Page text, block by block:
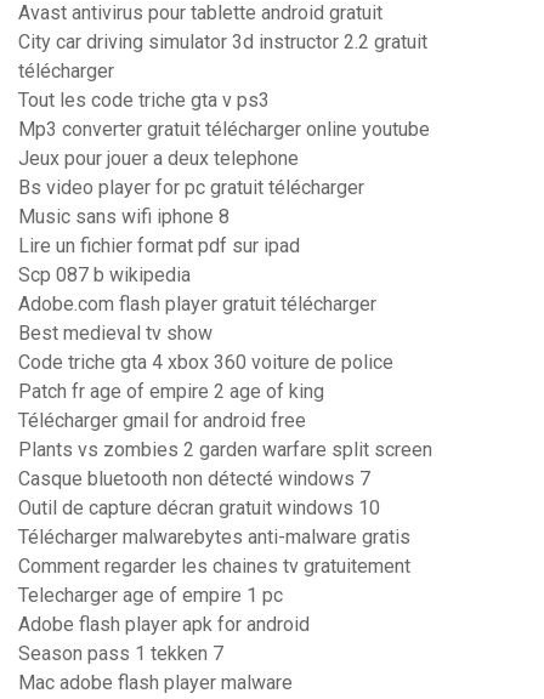
Avast antivirus pour tablette android gratuit
City car driving simulator 3d instructor 2.2 gratuit
télécharger
Tout les code triche gta v ps3
Mp3 converter gratuit télécharger online youtube
Jeux pour jouer a deux telephone
Bs video player for pc gratuit télécharger
Music sans wifi iphone 8
Lire un fichier format pdf sur ipad
Scp 087 b wikipedia
Adobe.com flash player gratuit télécharger
Best medieval tv show
Code triche gta 4 xbox 360 voiture de police
Patch fr age of empire 2 age of king
Télécharger gmail for android free
Plants vs zombies 2 garden warfare split screen
Casque bluetooth non détecté windows 7
Outil de capture décran gratuit windows 10
Télécharger malwarebytes anti-malware gratis
Comment regarder les chaines tv gratuitement
Telecharger age of empire 1 pc
Adobe flash player apk for android
Season pass 1 tekken 7
Mac adobe flash player malware